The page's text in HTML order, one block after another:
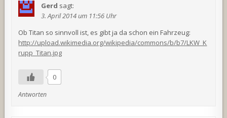
Gerd sagt:
3. April 2014 um 11:56 Uhr
Ob Titan so sinnvoll ist, es gibt ja da schon ein Fahrzeug:
http://upload.wikimedia.org/wikipedia/commons/b/b7/LKW_K
rupp_Titan.jpg
0
Antworten